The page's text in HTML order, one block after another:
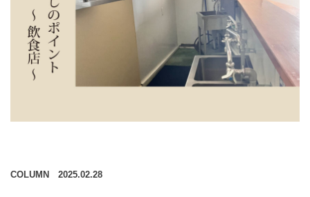
COLUMN 2025.02.28